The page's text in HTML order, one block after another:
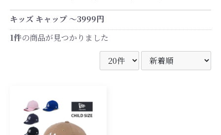
キッズ キャップ 〜3999円
1件の商品が見つかりました